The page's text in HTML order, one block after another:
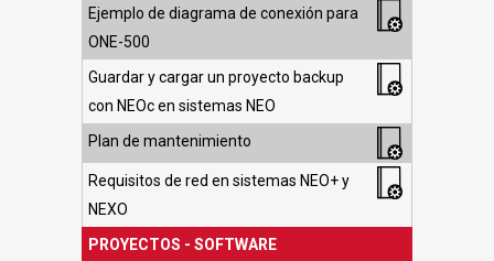
Ejemplo de diagrama de conexión para
ONE-500
Guardar y cargar un proyecto backup
con NEOc en sistemas NEO
Plan de mantenimiento
Requisitos de red en sistemas NEO+ y
NEXO
PROYECTOS - SOFTWARE